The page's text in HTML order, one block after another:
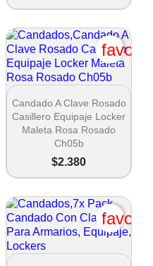
 Vista rápida
Candado A Clave Rosado
Casillero Equipaje Locker
Maleta Rosa Rosado
Ch05b
$2.380